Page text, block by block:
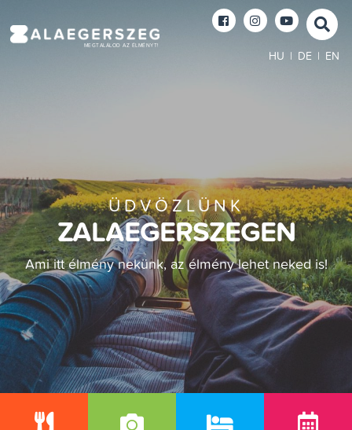
MEGTALÁLOD AZ ÉLMÉNYT!
HU DE EN
ÜDVÖZLÜNK
ZALAEGERSZEGEN
Ami itt élmény nekünk, az élmény lehet neked is!